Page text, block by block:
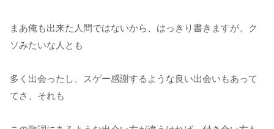
まあ俺も出来た人間ではないから、はっきり書きますが、ク
ソみたいな人とも
多く出会ったし、スゲー感謝するような良い出会いもあって
てさ、それも